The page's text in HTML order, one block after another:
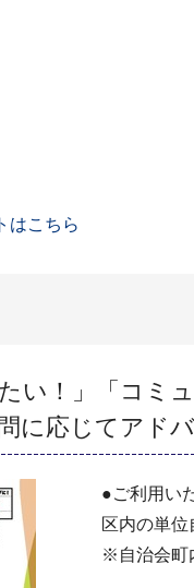
はこちら
い！」「コ
に応じてアド
●ご利用い
区内の単位
※自治会町